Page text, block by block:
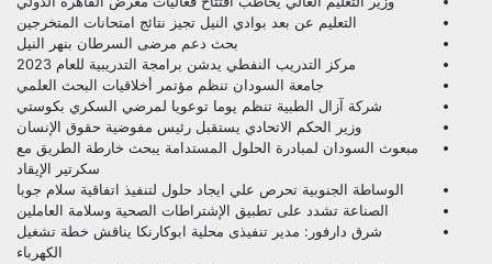
التعليم عن بعد بوادي النيل تجيز نتائج امتحانات المتخرجين
بحث دعم مرضى السرطان بنهر النيل
مركز التدريب النفطي يدشن برامجة التدريبية للعام 2023
جامعة السودان تنظم مؤتمر أخلاقيات البحث العلمي
شركة آزال الطبية تنظم يوما توعويا لمرضي السكري بكوستي
وزير الحكم الاتحادي يستقبل رئيس مفوضية حقوق الإنسان
مبعوث السودان لمبادرة الحلول المستدامة يبحث خارطة الطريق مع
سكرتير الإيقاد
الوساطة الجنوبية تحرص علي ايجاد حلول لتنفيذ اتفاقية سلام جوبا
الصناعة تشدد على تطبيق الإشتراطات الصحية وسلامة العاملين
شرق دارفور: مدير تنفيذى محلية ابوكارنكا يناقش خطة تشغيل
الكهرباء